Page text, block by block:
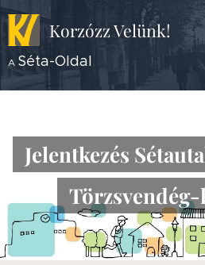
KorzózzVelünk!
A Séta-Oldal
Jelentkezés